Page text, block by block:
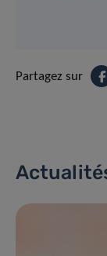
Partagez sur